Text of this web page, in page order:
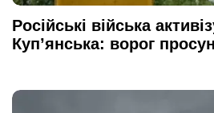
Російські війська
Куп’янська: ворог